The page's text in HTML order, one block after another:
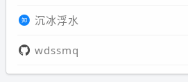
沉冰浮水
wdssmq